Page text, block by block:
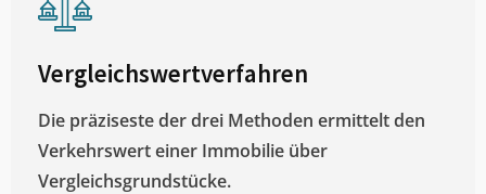
Vergleichswertverfahren
Die präziseste der drei Methoden ermittelt den
Verkehrswert einer Immobilie über
Vergleichsgrundstücke.